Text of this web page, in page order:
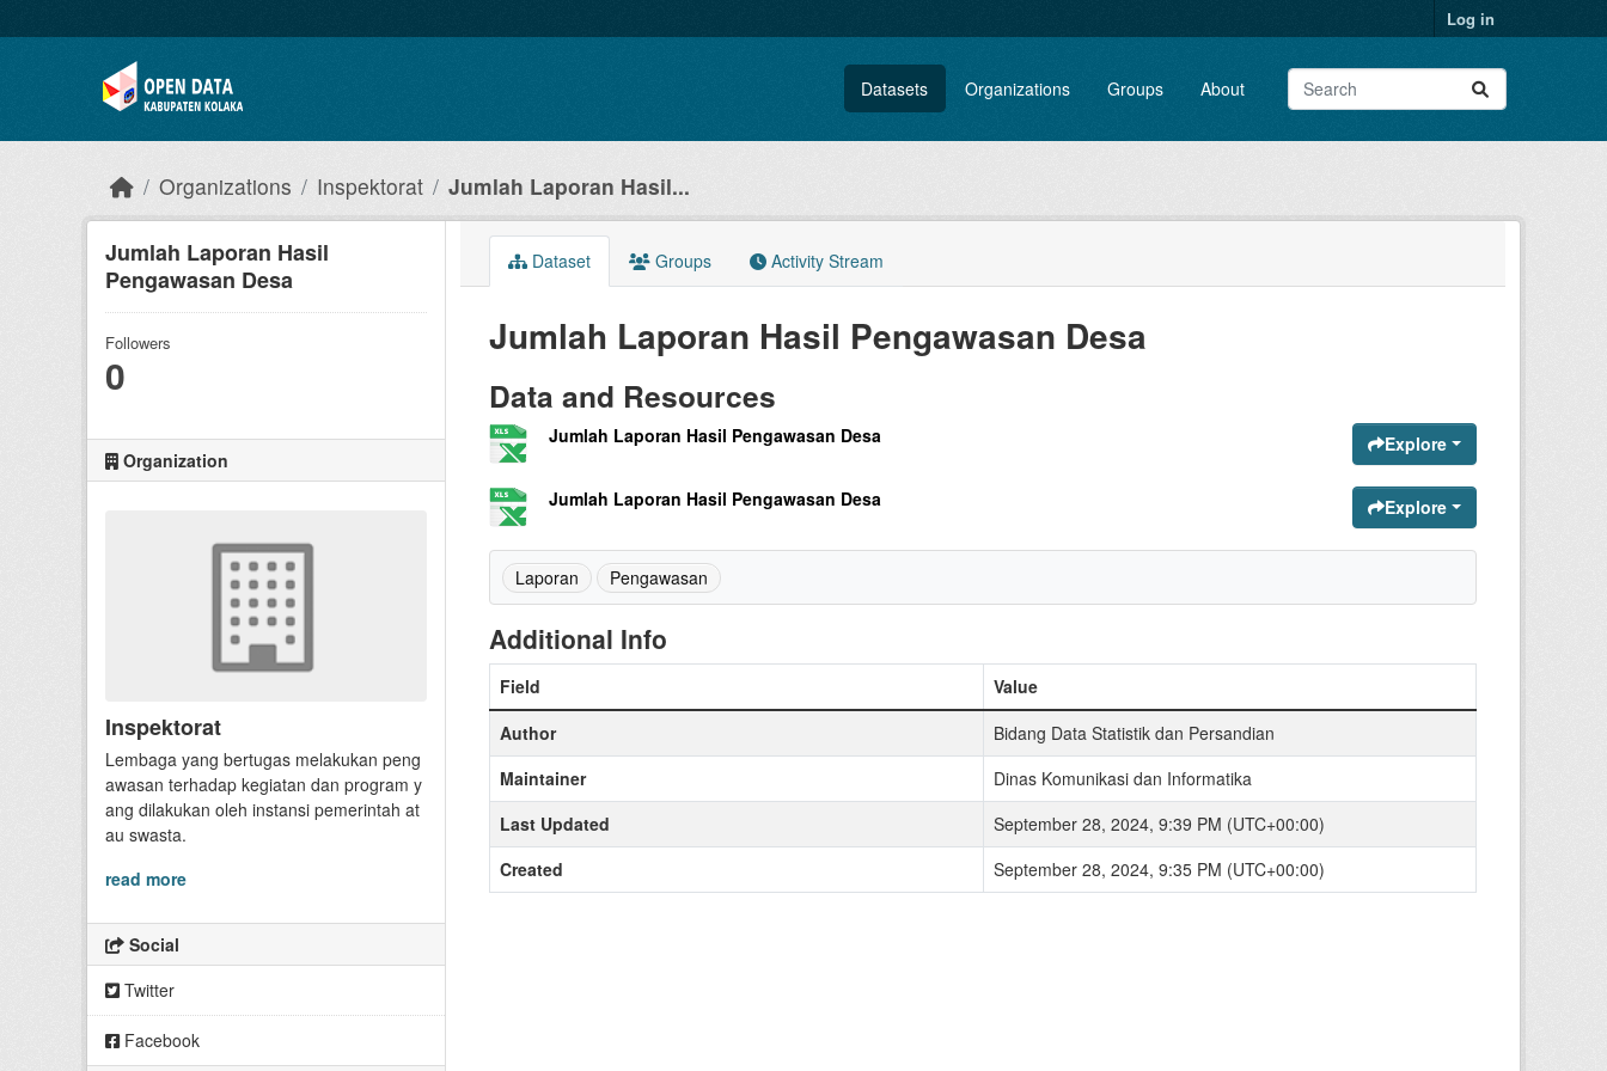
Log in
Datasets Organizations Groups About
Organizations Inspektorat Jumlah Laporan Hasil...
Jumlah Laporan Hasil
Pengawasan Desa
Followers
0
Organization
Inspektorat
Lembaga yang bertugas melakukan peng
awasan terhadap kegiatan dan program y
ang dilakukan oleh instansi pemerintah at
au swasta.
read more
Social
Twitter
Facebook
Dataset Groups Activity Stream
Jumlah Laporan Hasil Pengawasan Desa
Data and Resources
Jumlah Laporan Hasil Pengawasan Desa Explore
Jumlah Laporan Hasil Pengawasan Desa Explore
Laporan Pengawasan
Additional Info
Field
Value
Author
Bidang Data Statistik dan Persandian
Maintainer
Dinas Komunikasi dan Informatika
Last Updated
September 28, 2024, 9:39 PM (UTC+00:00)
Created
September 28, 2024, 9:35 PM (UTC+00:00)